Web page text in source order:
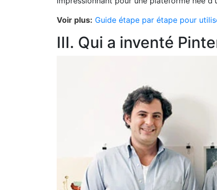
Voir plus: Guide étape par étape pour
III. Qui a inventé